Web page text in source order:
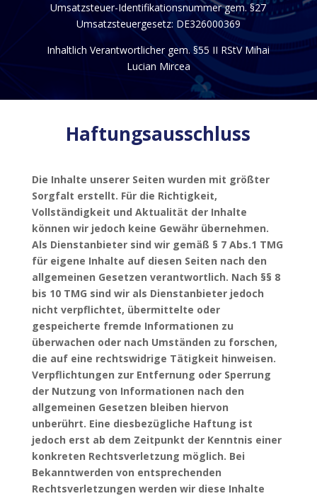
Umsatzsteuer-Identifikationsnummer gem. §27
Umsatzsteuergesetz: DE326000369
Inhaltlich Verantwortlicher gem. §55 II RStV Mihai
Lucian Mircea
Haftungsausschluss
Die Inhalte unserer Seiten wurden mit größter
Sorgfalt erstellt. Für die Richtigkeit,
Vollständigkeit und Aktualität der Inhalte
können wir jedoch keine Gewähr übernehmen.
Als Dienstanbieter sind wir gemäß § 7 Abs.1 TMG
für eigene Inhalte auf diesen Seiten nach den
allgemeinen Gesetzen verantwortlich. Nach §§ 8
bis 10 TMG sind wir als Dienstanbieter jedoch
nicht verpflichtet, übermittelte oder
gespeicherte fremde Informationen zu
überwachen oder nach Umständen zu forschen,
die auf eine rechtswidrige Tätigkeit hinweisen.
Verpflichtungen zur Entfernung oder Sperrung
der Nutzung von Informationen nach den
allgemeinen Gesetzen bleiben hiervon
unberührt. Eine diesbezügliche Haftung ist
jedoch erst ab dem Zeitpunkt der Kenntnis einer
konkreten Rechtsverletzung möglich. Bei
Bekanntwerden von entsprechenden
Rechtsverletzungen werden wir diese Inhalte